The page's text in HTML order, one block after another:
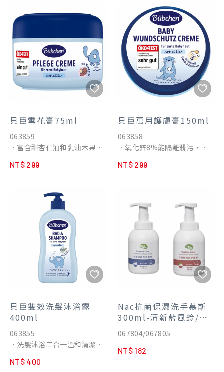
▌弱酸親膚
玉米來源植物保濕劑，加強保
濕，維持髮絲與肌膚健康
▌香味清新
新鮮蘆薈葉、玫瑰、桃李香
氣，放鬆孩子心情
▌洗沐一瓶搞定
雙效配方，溫和潔淨髮絲肌膚
不含皂鹼、Paraben、MI、
MCI易致敏防腐劑
▌泳後清潔首選
乳酸鈉成分調理角質，舒緩泳
池水中氯帶來之刺激氣味及不
適感
▌弱酸親膚
玉米來源植物保濕劑，加強潤
澤，維持髮絲與肌膚健康
▌香味清新
新鮮蘆薈葉、玫瑰、桃李香
氣，放鬆孩子心情
▌洗沐一瓶搞定
洗髮、潤髮、沐浴三效配方，
▌無易致敏成分
不含皂鹼、Paraben、MI、
MCI易致敏防腐劑
貝臣雪花膏75ml
063859
．富含甜杏仁油和乳油木果油
肌膚的滋潤霜
加人工致敏防腐劑
．適合全家大小使用
NT$ 299
貝臣萬用護膚膏150ml
063858
．氧化鋅8%能隔離髒污，加
維他命原B5、葵花籽油萃取精
並提升肌膚防禦力與保濕，硫
酸鋅幫助肌膚修護作用，能舒
緩乾燥肌膚。
．無類固醇、無礦物油、無添
加人工致敏防腐劑、無色素及
香料！
NT$ 299
貝臣雙效洗髮沐浴露
400ml
063855
．洗髮沐浴二合一溫和清潔，
的肌膚， 保留天然皮膚屏障，
NT$ 400
Nac抗菌保濕洗手慕斯
300ml-清新藍風鈴/童
趣草莓
067804/067805
NT$ 182